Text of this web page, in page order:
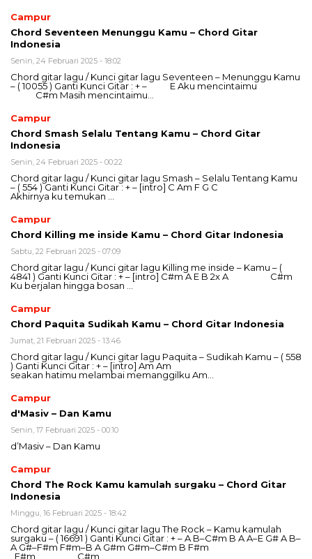
Campur
Chord Seventeen Menunggu Kamu – Chord Gitar
Indonesia
Senin, 24 Februari 2025 - 18:02
Chord gitar lagu / Kunci gitar lagu Seventeen – Menunggu Kamu
– ( 10055 ) Ganti Kunci Gitar : + – E Aku mencintaimu
C#m Masih mencintaimu…
Campur
Chord Smash Selalu Tentang Kamu – Chord Gitar
Indonesia
Senin, 24 Februari 2025 - 00:22
Chord gitar lagu / Kunci gitar lagu Smash – Selalu Tentang Kamu
– ( 554 ) Ganti Kunci Gitar : + – [intro] C Am F G C
Akhirnya ku temukan …
Campur
Chord Killing me inside Kamu – Chord Gitar Indonesia
Sabtu, 22 Februari 2025 - 07:09
Chord gitar lagu / Kunci gitar lagu Killing me inside – Kamu – (
4841 ) Ganti Kunci Gitar : + – [intro] C#m A E B 2x A C#m
Ku berjalan hingga bosan …
Campur
Chord Paquita Sudikah Kamu – Chord Gitar Indonesia
Jumat, 21 Februari 2025 - 13:46
Chord gitar lagu / Kunci gitar lagu Paquita – Sudikah Kamu – ( 558
) Ganti Kunci Gitar : + – [intro] Am Am
seakan hatimu melambai memanggilku Am…
Campur
d'Masiv – Dan Kamu
Senin, 17 Februari 2025 - 00:10
d’Masiv – Dan Kamu
Campur
Chord The Rock Kamu kamulah surgaku – Chord Gitar
Indonesia
Minggu, 16 Februari 2025 - 18:42
Chord gitar lagu / Kunci gitar lagu The Rock – Kamu kamulah
surgaku – ( 16691 ) Ganti Kunci Gitar : + – A B–C#m B A A–E G# A B–
A G#–F#m F#m–B A G#m G#m–C#m B F#m
F#m C#m…